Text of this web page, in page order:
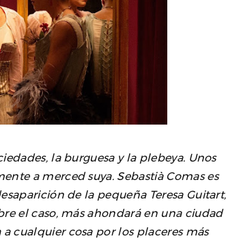
la burguesa y la plebeya. Unos
a merced suya. Sebastià Comas es
de la pequeña Teresa Guitart,
el caso, más ahondará en una ciudad
cualquier cosa por los placeres más